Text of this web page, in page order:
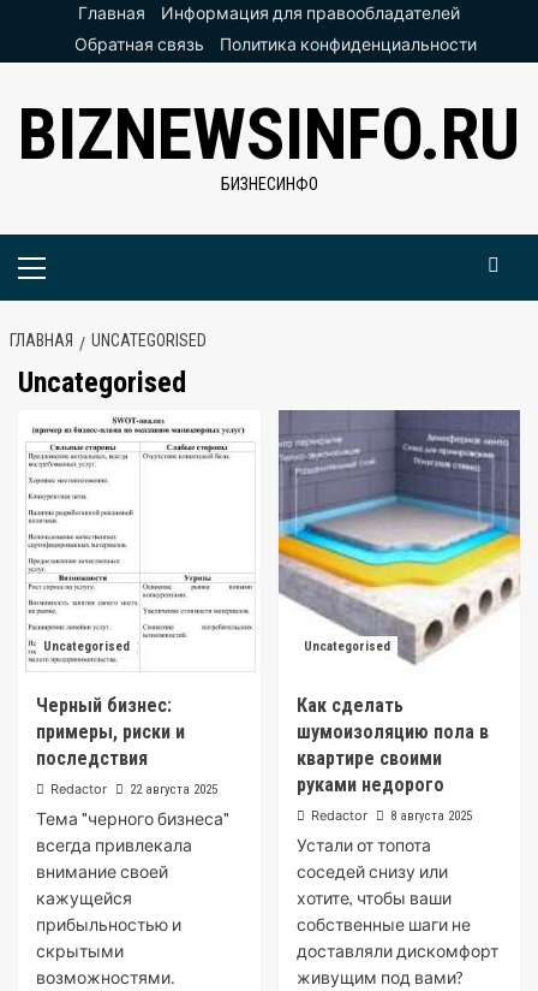
ПерейтиГлавная
Информация для правообладателей
Обратная связь
Политика конфиденциальности
BIZNEWSINFO.RU
БИЗНЕСИНФО
Основное
ГЛАВНАЯ UNCATEGORISED
Uncategorised
Uncategorised
Черный бизнес:
примеры, риски и
последствия
Redactor 22 августа 2025
Тема "черного бизнеса"
всегда привлекала
внимание своей
кажущейся
прибыльностью и
скрытыми
возможностями․
Uncategorised
Как сделать
шумоизоляцию пола в
квартире своими
руками недорого
Redactor 8 августа 2025
Устали от топота
соседей снизу или
хотите, чтобы ваши
собственные шаги не
доставляли дискомфорт
живущим под вами?